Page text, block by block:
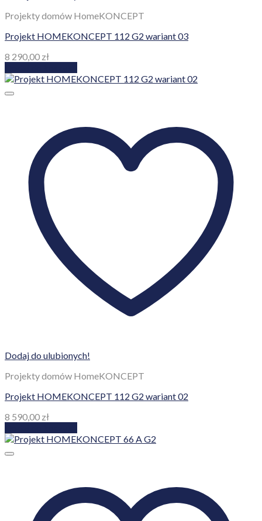
Projekty domów HomeKONCEPT
Projekt HOMEKONCEPT 112 G2 wariant 03
8 290,00 zł
Dodaj do ulubionych!
Projekty domów HomeKONCEPT
Projekt HOMEKONCEPT 112 G2 wariant 02
8 590,00 zł